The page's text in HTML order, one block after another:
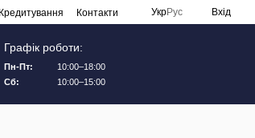
Кредитування Контакти УкрРус Вхід
Графік роботи:
Пн-Пт:
10:00–18:00
Сб:
10:00–15:00